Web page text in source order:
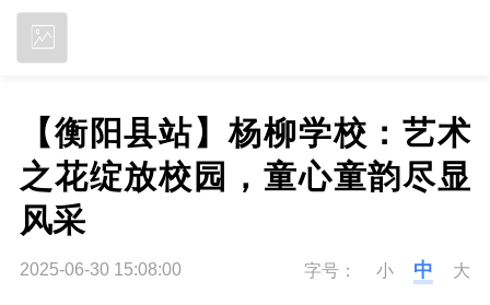
【衡阳县站】杨柳学校：艺术
之花绽放校园，童心童韵尽显
风采
2025-06-30 15:08:00 字号： 小 中 大